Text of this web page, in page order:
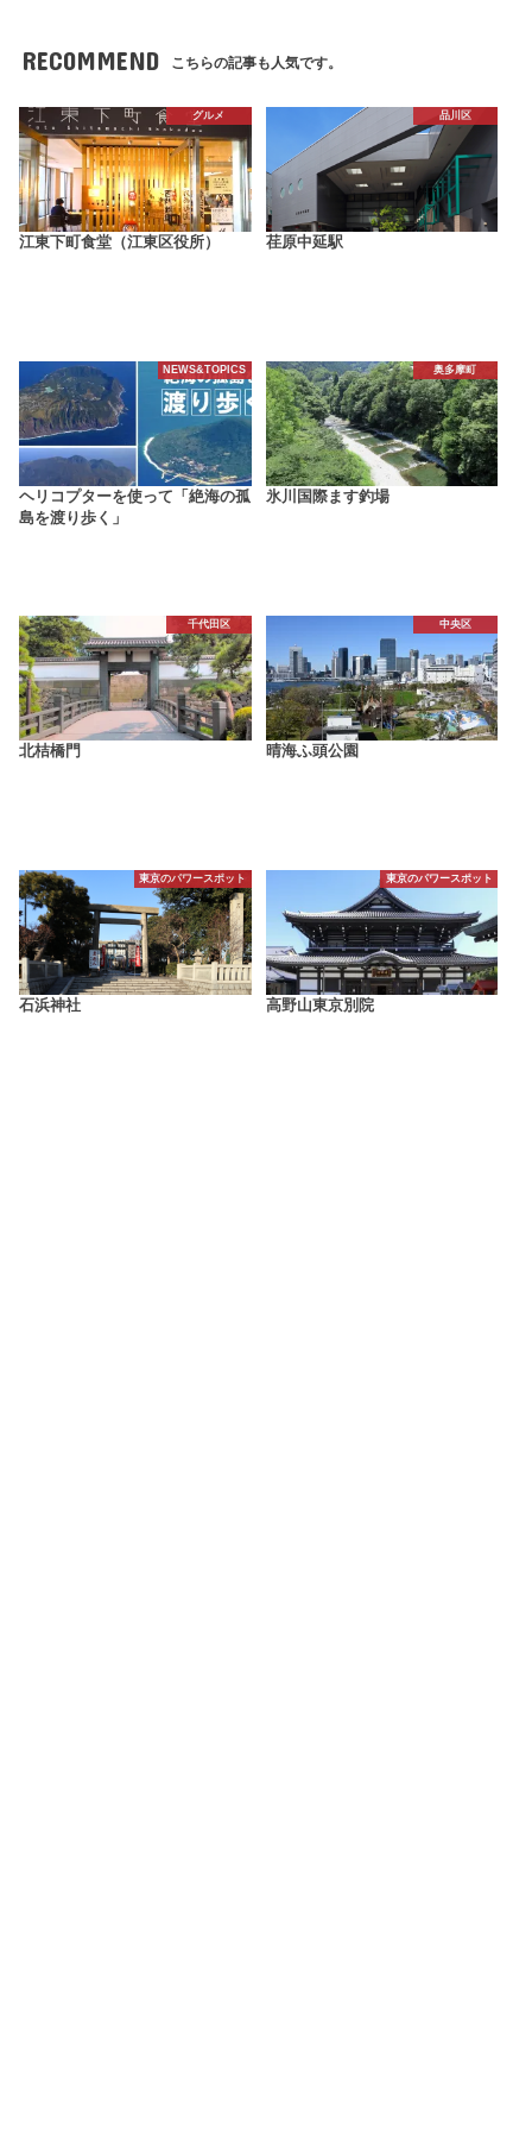
RECOMMEND こちらの記事も人気です。
グルメ
江東下町食堂（江東区役所）
品川区
荏原中延駅
NEWS&TOPICS
ヘリコプターを使って「絶海の孤
島を渡り歩く」
奥多摩町
氷川国際ます釣場
千代田区
北桔橋門
中央区
晴海ふ頭公園
東京のパワースポット
石浜神社
東京のパワースポット
高野山東京別院